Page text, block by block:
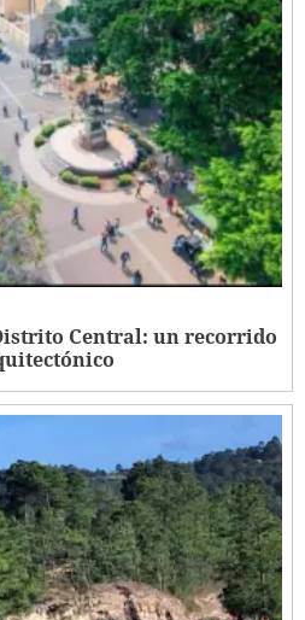
Central: un recorrido